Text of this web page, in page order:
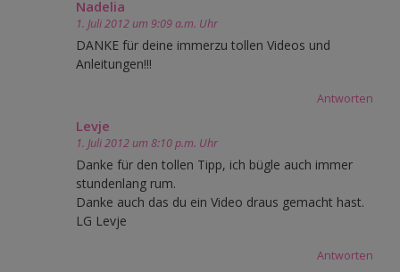
Nadelia
1. Juli 2012 um 9:09 a.m. Uhr
DANKE für deine immerzu tollen Videos und
Anleitungen!!!
Antworten
Levje
1. Juli 2012 um 8:10 p.m. Uhr
Danke für den tollen Tipp, ich bügle auch immer
stundenlang rum.
Danke auch das du ein Video draus gemacht hast.
LG Levje
Antworten